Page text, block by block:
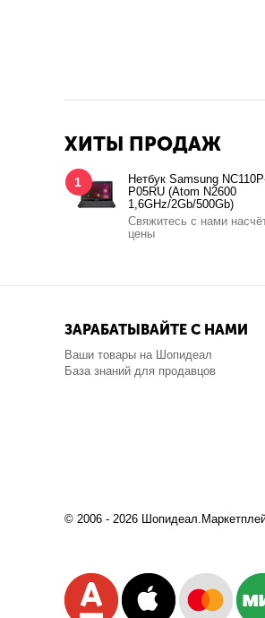
ХИТЫ ПРОДАЖ
1
Нетбук Samsung
P05RU (Atom N2600
1,6GHz/2Gb/500Gb)
Свяжитесь с нами
цены
ЗАРАБАТЫВАЙТЕ С НАМИ
Ваши товары на Шопидеал
База знаний для продавцов
© 2006 - 2026